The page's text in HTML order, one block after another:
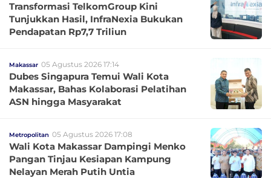
Transformasi TelkomGroup Kini
Tunjukkan Hasil, InfraNexia Bukukan
Pendapatan Rp7,7 Triliun
Makassar 05 Agustus 2026 17:14
Dubes Singapura Temui Wali Kota
Makassar, Bahas Kolaborasi Pelatihan
ASN hingga Masyarakat
Metropolitan 05 Agustus 2026 17:08
Wali Kota Makassar Dampingi Menko
Pangan Tinjau Kesiapan Kampung
Nelayan Merah Putih Untia